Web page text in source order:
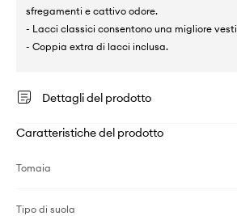
sfregamenti e cattivo odore.
- Lacci classici consentono una migliore
- Coppia extra di lacci inclusa.
Dettagli del prodotto
Caratteristiche del prodotto
Tomaia
Tipo di suola